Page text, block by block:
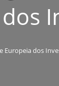
Europeia dos